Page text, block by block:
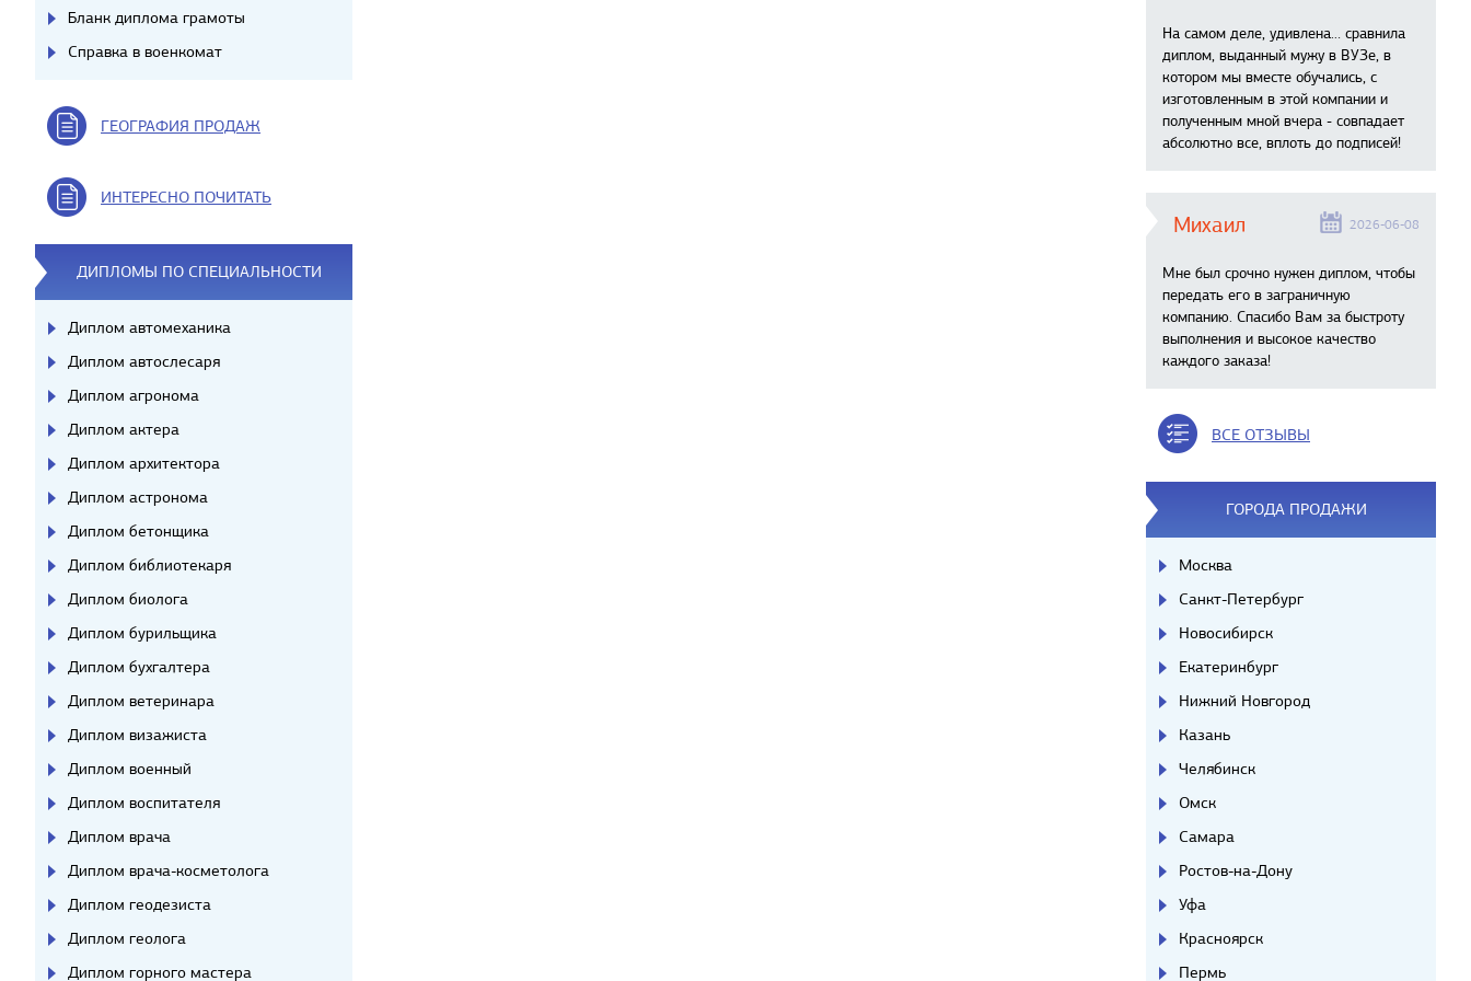
Бланк диплома грамоты
Справка в военкомат
ГЕОГРАФИЯ ПРОДАЖ
ИНТЕРЕСНО ПОЧИТАТЬ
ДИПЛОМЫ ПО СПЕЦИАЛЬНОСТИ
Диплом автомеханика
Диплом автослесаря
Диплом агронома
Диплом актера
Диплом архитектора
Диплом астронома
Диплом бетонщика
Диплом библиотекаря
Диплом биолога
Диплом бурильщика
Диплом бухгалтера
Диплом ветеринара
Диплом визажиста
Диплом военный
Диплом воспитателя
Диплом врача
Диплом врача-косметолога
Диплом геодезиста
Диплом геолога
Диплом горного мастера
На самом деле, удивлена… сравнила
диплом, выданный мужу в ВУЗе, в
котором мы вместе обучались, с
изготовленным в этой компании и
полученным мной вчера - совпадает
абсолютно все, вплоть до подписей!
Михаил 2026-06-08
Мне был срочно нужен диплом, чтобы
передать его в заграничную
компанию. Спасибо Вам за быстроту
выполнения и высокое качество
каждого заказа!
ВСЕ ОТЗЫВЫ
ГОРОДА ПРОДАЖИ
Москва
Санкт-Петербург
Новосибирск
Екатеринбург
Нижний Новгород
Казань
Челябинск
Омск
Самара
Ростов-на-Дону
Уфа
Красноярск
Пермь